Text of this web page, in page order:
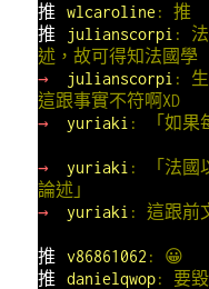
推
wlcaroline : 推
推
julianscorpi : 法
述，故可得知法國學
→
julianscorpi : 生
這跟事實不符啊XD
→
yuriaki : 「如果
→
yuriaki : 「法國
論述」
→
yuriaki : 這跟前
推
v86861062 : 😀
推
danielqwop: 要毀